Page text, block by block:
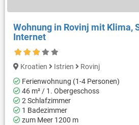
Wohnung in Rovinj mit Klima,
Internet
Kroatien Istrien
Rovinj
Ferienwohnung (1-4 Personen)
46 m² / 1. Obergeschoss
2 Schlafzimmer
1 Badezimmer
zum Meer 1200 m